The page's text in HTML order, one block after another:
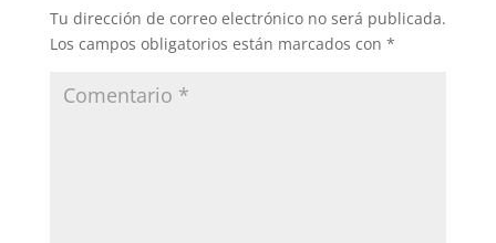
Tu dirección de correo electrónico no será publicada.
Los campos obligatorios están marcados con *